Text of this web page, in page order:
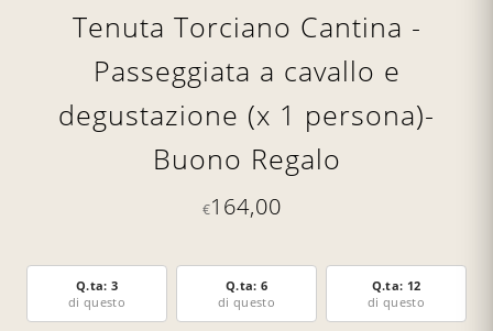
Tenuta Torciano Cantina -
Passeggiata a cavallo e
degustazione (x 1 persona)-
Buono Regalo
€164,00
Q.ta: 3
di questo
Q.ta: 6
di questo
Q.ta: 12
di questo